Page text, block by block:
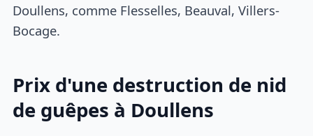
Doullens, comme Flesselles, Beauval, Villers-
Bocage.
Prix d'une destruction de nid
de guêpes à Doullens